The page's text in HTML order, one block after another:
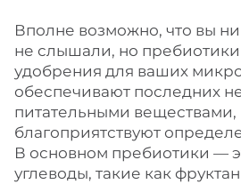
Вполне возможно, что вы
не слышали, но
удобрения для ваших
обеспечивают последних
питательными веществами,
благоприятствуют
В основном пребиотики —
углеводы, такие как